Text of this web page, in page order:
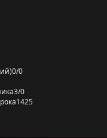
0/0
3/0
1425